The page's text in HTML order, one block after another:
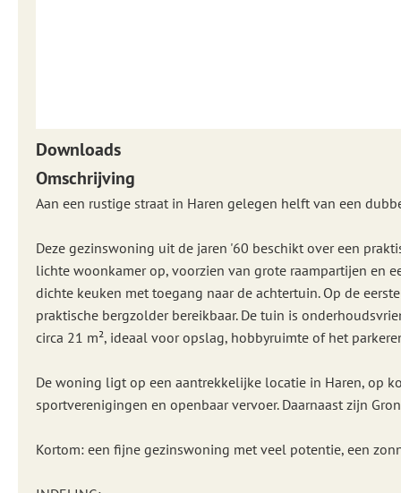
Downloads
Omschrijving
Aan een rustige straat in Haren gelegen helft van een
Deze gezinswoning uit de jaren '60 beschikt over een
lichte woonkamer op, voorzien van grote raampartijen en
dichte keuken met toegang naar de achtertuin. Op de
praktische bergzolder bereikbaar. De tuin is
circa 21 m², ideaal voor opslag, hobbyruimte of het
De woning ligt op een aantrekkelijke locatie in Haren, op
sportverenigingen en openbaar vervoer. Daarnaast zijn
Kortom: een fijne gezinswoning met veel potentie, een